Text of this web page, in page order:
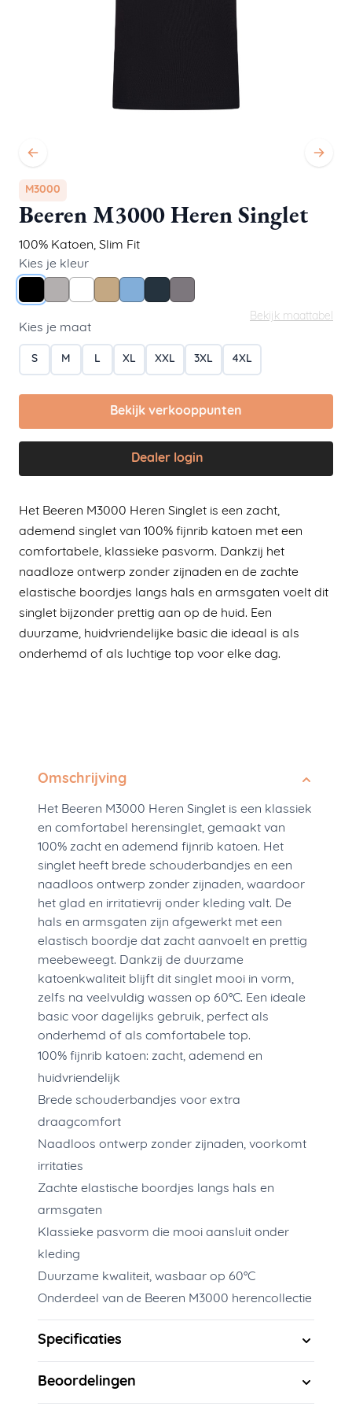
M3000
Beeren M3000 Heren Singlet
100% Katoen, Slim Fit
Kies je kleur
Bekijk maattabel
Kies je maat
S M L XL XXL 3XL 4XL
Bekijk verkooppunten
Dealer login
Het Beeren M3000 Heren Singlet is een zacht,
ademend singlet van 100% fijnrib katoen met een
comfortabele, klassieke pasvorm. Dankzij het
naadloze ontwerp zonder zijnaden en de zachte
elastische boordjes langs hals en armsgaten voelt dit
singlet bijzonder prettig aan op de huid. Een
duurzame, huidvriendelijke basic die ideaal is als
onderhemd of als luchtige top voor elke dag.
Omschrijving
Het Beeren M3000 Heren Singlet is een klassiek
en comfortabel herensinglet, gemaakt van
100% zacht en ademend fijnrib katoen. Het
singlet heeft brede schouderbandjes en een
naadloos ontwerp zonder zijnaden, waardoor
het glad en irritatievrij onder kleding valt. De
hals en armsgaten zijn afgewerkt met een
elastisch boordje dat zacht aanvoelt en prettig
meebeweegt. Dankzij de duurzame
katoenkwaliteit blijft dit singlet mooi in vorm,
zelfs na veelvuldig wassen op 60°C. Een ideale
basic voor dagelijks gebruik, perfect als
onderhemd of als comfortabele top.
100% fijnrib katoen: zacht, ademend en
huidvriendelijk
Brede schouderbandjes voor extra
draagcomfort
Naadloos ontwerp zonder zijnaden, voorkomt
irritaties
Zachte elastische boordjes langs hals en
armsgaten
Klassieke pasvorm die mooi aansluit onder
kleding
Duurzame kwaliteit, wasbaar op 60°C
Onderdeel van de Beeren M3000 herencollectie
Specificaties
Beoordelingen